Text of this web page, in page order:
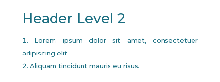
Header Level 2
Lorem ipsum dolor sit amet, consectetuer
adipiscing elit.
Aliquam tincidunt mauris eu risus.